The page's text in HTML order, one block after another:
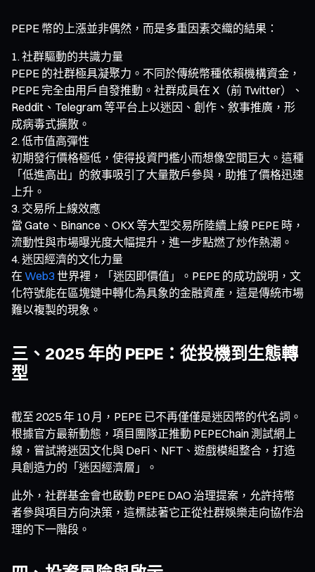
PEPE 幣的上漲並非偶然，而是多重因素交織的結果：
社群驅動的共識力量
PEPE 的社群極具凝聚力。不同於傳統幣種依賴機構資金，
PEPE 完全由用戶自發推動。社群成員在 X（前 Twitter）、
Reddit、Telegram 等平台上以迷因、創作、敘事推廣，形
成病毒式擴散。
低市值高彈性
初期發行價格極低，使得投資門檻小而想像空間巨大。這種
「低進高出」的敘事吸引了大量散戶參與，助推了價格迅速
上升。
交易所上線效應
當 Gate、Binance、OKX 等大型交易所陸續上線 PEPE 時，
流動性與市場曝光度大幅提升，進一步點燃了炒作熱潮。
迷因經濟的文化力量
在 Web3 世界裡，「迷因即價值」。PEPE 的成功說明，文
化符號能在區塊鏈中轉化為具象的金融資產，這是傳統市場
難以複製的現象。
三、2025 年的 PEPE：從投機到生態轉
型
截至 2025 年 10 月，PEPE 已不再僅僅是迷因幣的代名詞。
根據官方最新動態，項目團隊正推動 PEPEChain 測試網上
線，嘗試將迷因文化與 DeFi、NFT、遊戲模組整合，打造
具創造力的「迷因經濟層」。
此外，社群基金會也啟動 PEPE DAO 治理提案，允許持幣
者參與項目方向決策，這標誌著它正從社群娛樂走向協作治
理的下一階段。